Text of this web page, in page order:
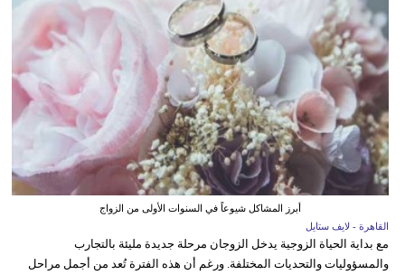
أبرز المشاكل شيوعاً في السنوات الأولى من الزواج
القاهرة - لايف ستايل
مع بداية الحياة الزوجية يدخل الزوجان مرحلة جديدة مليئة بالتجارب
والمسؤوليات والتحديات المختلفة. ورغم أن هذه الفترة تُعد من أجمل مراحل